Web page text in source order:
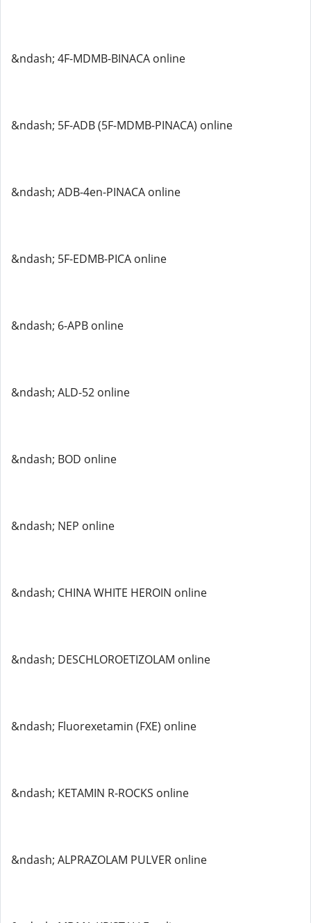
&ndash; 4F-MDMB-BINACA online
&ndash; 5F-ADB (5F-MDMB-PINACA) online
&ndash; ADB-4en-PINACA online
&ndash; 5F-EDMB-PICA online
&ndash; 6-APB online
&ndash; ALD-52 online
&ndash; BOD online
&ndash; NEP online
&ndash; CHINA WHITE HEROIN online
&ndash; DESCHLOROETIZOLAM online
&ndash; Fluorexetamin (FXE) online
&ndash; KETAMIN R-ROCKS online
&ndash; ALPRAZOLAM PULVER online